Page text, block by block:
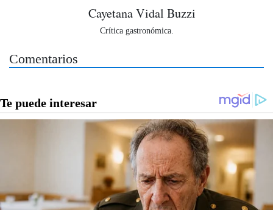
Cayetana Vidal Buzzi
Crítica gastronómica.
Comentarios